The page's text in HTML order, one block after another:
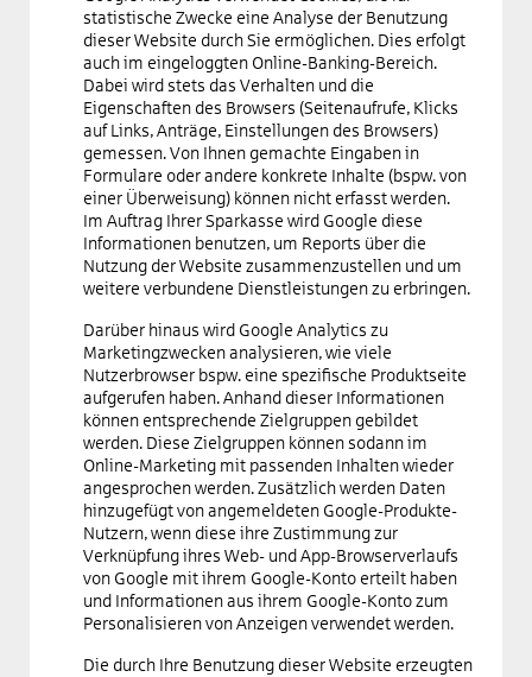
statistische Zwecke eine Analyse der Benutzung
dieser Website durch Sie ermöglichen. Dies erfolgt
auch im eingeloggten Online-Banking-Bereich.
Dabei wird stets das Verhalten und die
Eigenschaften des Browsers (Seitenaufrufe, Klicks
auf Links, Anträge, Einstellungen des Browsers)
gemessen. Von Ihnen gemachte Eingaben in
Formulare oder andere konkrete Inhalte (bspw. von
einer Überweisung) können nicht erfasst werden.
Im Auftrag Ihrer Sparkasse wird Google diese
Informationen benutzen, um Reports über die
Nutzung der Website zusammenzustellen und um
weitere verbundene Dienstleistungen zu erbringen.
Darüber hinaus wird Google Analytics zu
Marketingzwecken analysieren, wie viele
Nutzerbrowser bspw. eine spezifische Produktseite
aufgerufen haben. Anhand dieser Informationen
können entsprechende Zielgruppen gebildet
werden. Diese Zielgruppen können sodann im
Online-Marketing mit passenden Inhalten wieder
angesprochen werden. Zusätzlich werden Daten
hinzugefügt von angemeldeten Google-Produkte-
Nutzern, wenn diese ihre Zustimmung zur
Verknüpfung ihres Web- und App-Browserverlaufs
von Google mit ihrem Google-Konto erteilt haben
und Informationen aus ihrem Google-Konto zum
Personalisieren von Anzeigen verwendet werden.
Die durch Ihre Benutzung dieser Website erzeugten